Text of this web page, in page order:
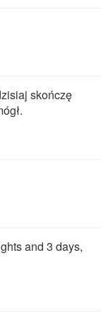
skończę
and 3 days,